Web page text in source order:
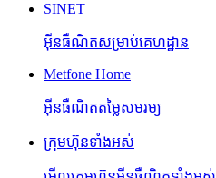
SINET
អ៊ីនធឺណិតសម្រាប់គេហដ្ឋាន
Metfone Home
អ៊ីនធឺណិតតម្លៃសមរម្យ
ក្រុមហ៊ុនទាំងអស់